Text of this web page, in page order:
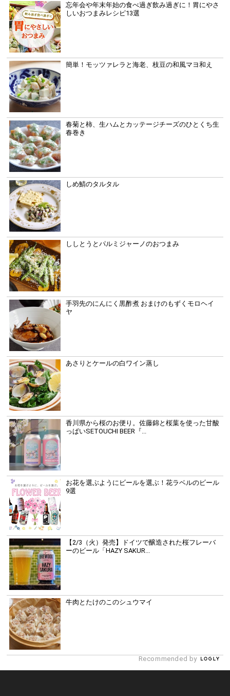
忘年会や年末年始の食べ過ぎ飲み過ぎに！胃にやさ
しいおつまみレシピ13選
簡単！モッツァレラと海老、枝豆の和風マヨ和え
春菊と柿、生ハムとカッテージチーズのひとくち生
春巻き
しめ鯖のタルタル
ししとうとパルミジャーノのおつまみ
手羽先のにんにく黒酢煮 おまけのもずくモロヘイ
ヤ
あさりとケールの白ワイン蒸し
香川県から桜のお便り。佐藤錦と桜葉を使った甘酸
っぱいSETOUCHI BEER『...
お花を選ぶようにビールを選ぶ！花ラベルのビール
9選
【2/3（火）発売】ドイツで醸造された桜フレーバ
ーのビール「HAZY SAKUR...
牛肉とたけのこのシュウマイ
Recommended by